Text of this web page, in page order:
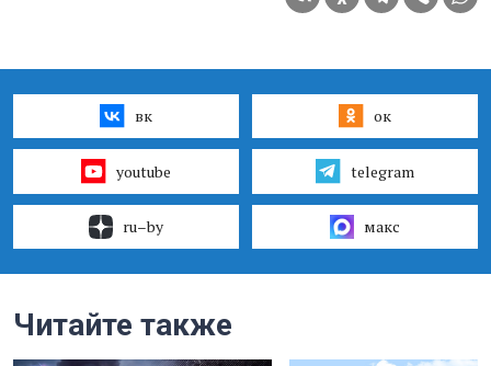
вк ок
youtube telegram
ru–by макс
Читайте также